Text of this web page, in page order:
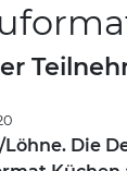
Die